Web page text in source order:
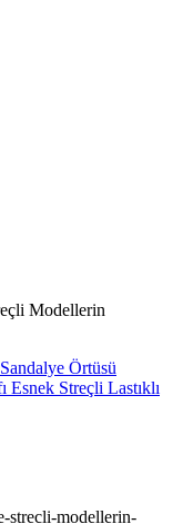
Modellerin
Örtüsü
Esnek Streçli Lastıklı
strecli-modellerin-